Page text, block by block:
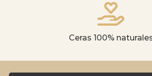
Ceras 100%